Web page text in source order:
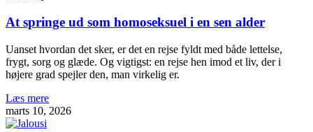
At springe ud som homoseksuel i en sen alder
Uanset hvordan det sker, er det en rejse fyldt med både lettelse,
frygt, sorg og glæde. Og vigtigst: en rejse hen imod et liv, der i
højere grad spejler den, man virkelig er.
Læs mere
marts 10, 2026